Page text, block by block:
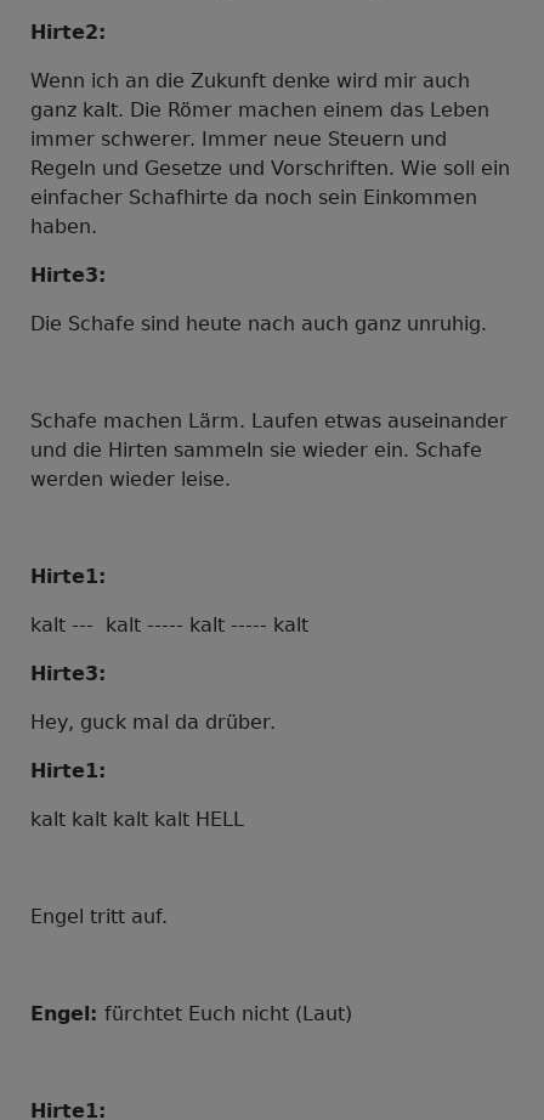
Hirte2:
Wenn ich an die Zukunft denke wird mir auch
ganz kalt. Die Römer machen einem das Leben
immer schwerer. Immer neue Steuern und
Regeln und Gesetze und Vorschriften. Wie soll ein
einfacher Schafhirte da noch sein Einkommen
haben.
Hirte3:
Die Schafe sind heute nach auch ganz unruhig.
Schafe machen Lärm. Laufen etwas auseinander
und die Hirten sammeln sie wieder ein. Schafe
werden wieder leise.
Hirte1:
kalt --- kalt ----- kalt ----- kalt
Hirte3:
Hey, guck mal da drüber.
Hirte1:
kalt kalt kalt kalt HELL
Engel tritt auf.
Engel: fürchtet Euch nicht (Laut)
Hirte1: